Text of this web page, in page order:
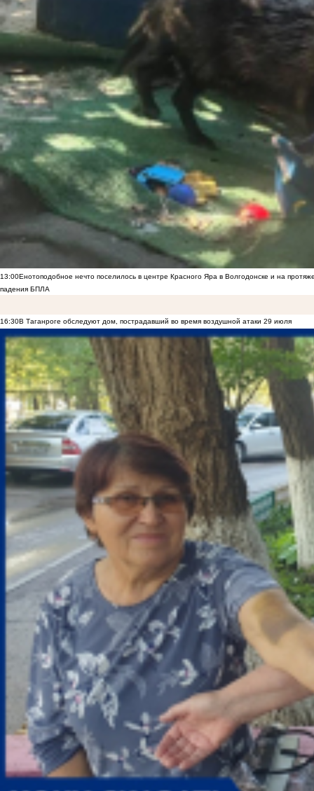
13:00Енотоподобное нечто поселилось в центре Красного Яра в Волгодонске и на
падения БПЛА
16:30В Таганроге обследуют дом, пострадавший во время воздушной атаки 29 июля